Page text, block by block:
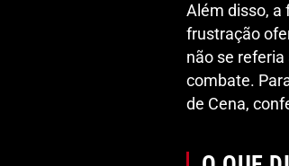
Além disso, a
frustração
não se
combate.
de Cena,